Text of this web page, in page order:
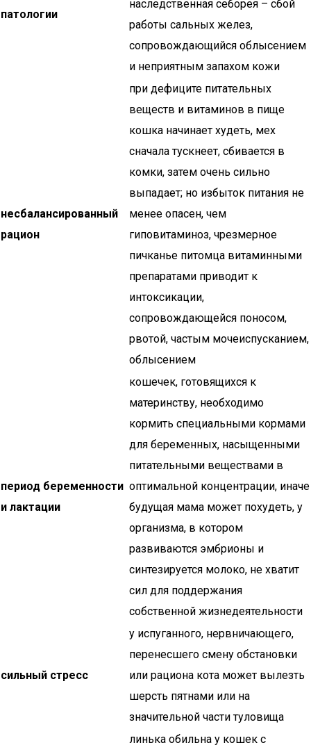
патологии
наследственная себорея – сбой
работы сальных желез,
сопровождающийся облысением
и неприятным запахом кожи
несбалансированный
рацион
при дефиците питательных
веществ и витаминов в пище
кошка начинает худеть, мех
сначала тускнеет, сбивается в
комки, затем очень сильно
выпадает; но избыток питания не
менее опасен, чем
гиповитаминоз, чрезмерное
пичканье питомца витаминными
препаратами приводит к
интоксикации,
сопровождающейся поносом,
рвотой, частым мочеиспусканием,
облысением
период беременности
и лактации
кошечек, готовящихся к
материнству, необходимо
кормить специальными кормами
для беременных, насыщенными
питательными веществами в
оптимальной концентрации, иначе
будущая мама может похудеть, у
организма, в котором
развиваются эмбрионы и
синтезируется молоко, не хватит
сил для поддержания
собственной жизнедеятельности
сильный стресс
у испуганного, нервничающего,
перенесшего смену обстановки
или рациона кота может вылезть
шерсть пятнами или на
значительной части туловища
линька обильна у кошек с